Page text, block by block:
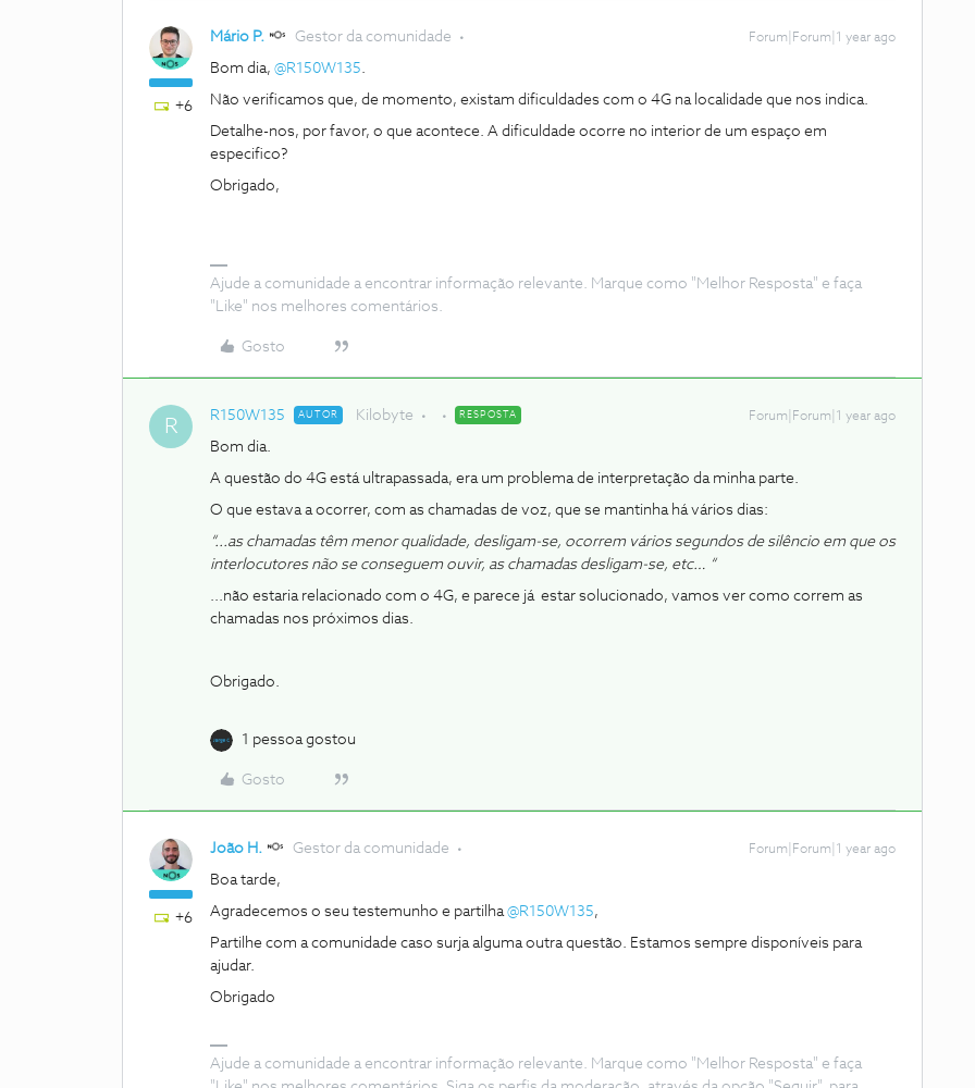
+6
Mário P. Gestor da comunidade Forum|Forum|1 year ago
Bom dia, @R150W135.
Não verificamos que, de momento, existam dificuldades com o 4G na localidade que nos indica.
Detalhe-nos, por favor, o que acontece. A dificuldade ocorre no interior de um espaço em
especifico?
Obrigado,
Ajude a comunidade a encontrar informação relevante. Marque como "Melhor Resposta" e faça
"Like" nos melhores comentários.
Gosto
R R150W135 AUTOR Kilobyte RESPOSTA Forum|Forum|1 year ago
Bom dia.
A questão do 4G está ultrapassada, era um problema de interpretação da minha parte.
O que estava a ocorrer, com as chamadas de voz, que se mantinha há vários dias:
“...as chamadas têm menor qualidade, desligam-se, ocorrem vários segundos de silêncio em que os
interlocutores não se conseguem ouvir, as chamadas desligam-se, etc… “
...não estaria relacionado com o 4G, e parece já estar solucionado, vamos ver como correm as
chamadas nos próximos dias.
Obrigado.
1 pessoa gostou
Gosto
+6
João H. Gestor da comunidade Forum|Forum|1 year ago
Boa tarde,
Agradecemos o seu testemunho e partilha@R150W135,
Partilhe com a comunidade caso surja alguma outra questão. Estamos sempre disponíveis para
ajudar.
Obrigado
Ajude a comunidade a encontrar informação relevante. Marque como "Melhor Resposta" e faça